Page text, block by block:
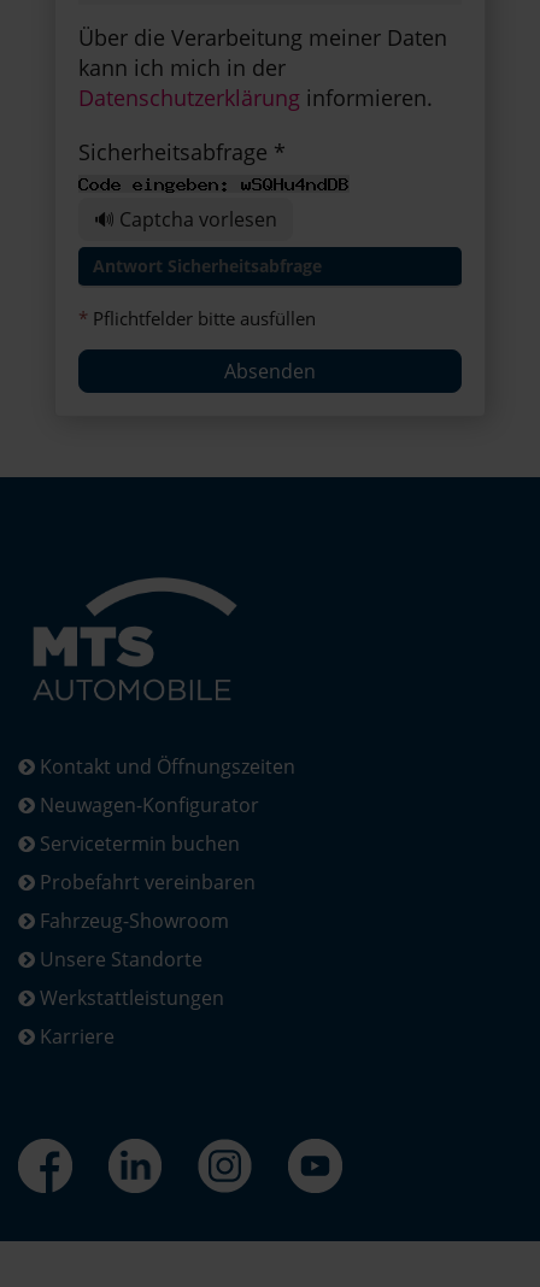
Über die Verarbeitung meiner Daten
kann ich mich in der
Datenschutzerklärung informieren.
Sicherheitsabfrage *
🔊 Captcha vorlesen
* Pflichtfelder bitte ausfüllen
Absenden
Kontakt und Öffnungszeiten
Neuwagen-Konfigurator
Servicetermin buchen
Probefahrt vereinbaren
Fahrzeug-Showroom
Unsere Standorte
Werkstattleistungen
Karriere